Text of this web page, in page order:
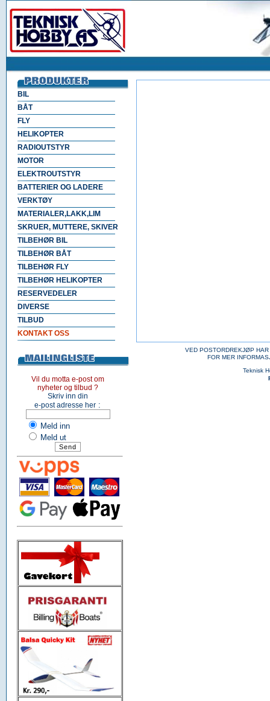
BIL
BÅT
FLY
HELIKOPTER
RADIOUTSTYR
MOTOR
ELEKTROUTSTYR
BATTERIER OG LADERE
VERKTØY
MATERIALER,LAKK,LIM
SKRUER, MUTTERE, SKIVER
TILBEHØR BIL
TILBEHØR BÅT
TILBEHØR FLY
TILBEHØR HELIKOPTER
RESERVEDELER
DIVERSE
TILBUD
KONTAKT OSS
Vil du motta e-post om
nyheter og tilbud ?
Skriv inn din
e-post adresse her :
Meld inn
Meld ut
VED POSTORDREKJØP
FOR MER
Teknisk